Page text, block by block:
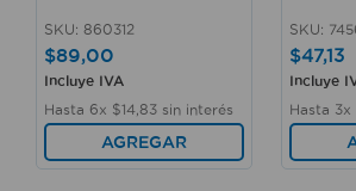
SKU: 860312
$89,00
Incluye IVA
Hasta 6x $14 83 sin interés
AGREGAR
SKU:
$47,13
Incluye
Hasta 3x